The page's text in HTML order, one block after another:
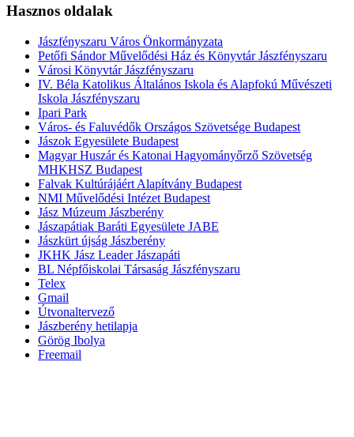
Hasznos oldalak
Jászfényszaru Város Önkormányzata
Petőfi Sándor Művelődési Ház és Könyvtár Jászfényszaru
Városi Könyvtár Jászfényszaru
IV. Béla Katolikus Általános Iskola és Alapfokú Művészeti
Iskola Jászfényszaru
Ipari Park
Város- és Faluvédők Országos Szövetsége Budapest
Jászok Egyesülete Budapest
Magyar Huszár és Katonai Hagyományőrző Szövetség
MHKHSZ Budapest
Falvak Kultúrájáért Alapítvány Budapest
NMI Művelődési Intézet Budapest
Jász Múzeum Jászberény
Jászapátiak Baráti Egyesülete JABE
Jászkürt újság Jászberény
JKHK Jász Leader Jászapáti
BL Népfőiskolai Társaság Jászfényszaru
Telex
Gmail
Útvonaltervező
Jászberény hetilapja
Görög Ibolya
Freemail